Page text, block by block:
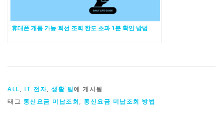
휴대폰 개통 가능 회선 조회 한도 초과 1분 확인 방법
ALL, IT 전자, 생활 팁에 게시됨
태그 통신요금 미납조회, 통신요금 미납조회 방법